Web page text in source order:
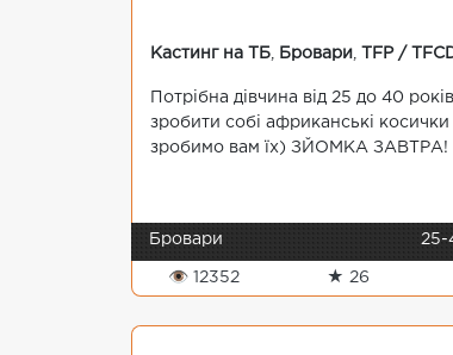
Кастинг на ТБ Бровари TFP /
Потрібна дівчина від 25 до 40
зробити собі африканські
зробимо вам їх) ЗЙОМКА ЗАВТРА!
Бровари 25-
👁 12352 ★ 26